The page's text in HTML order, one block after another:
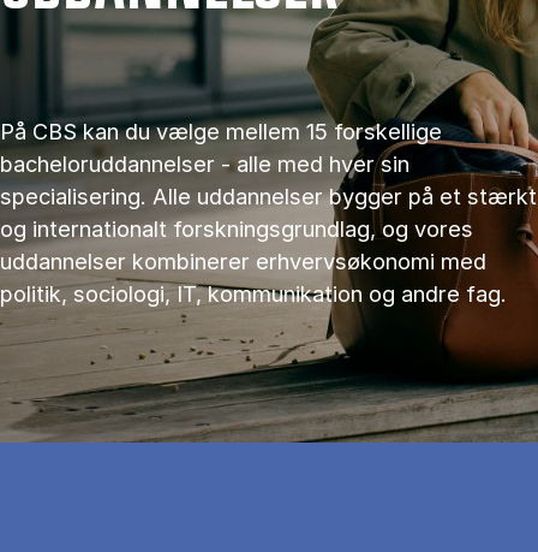
På CBS kan du vælge mellem 15 forskellige
bacheloruddannelser - alle med hver sin
specialisering. Alle uddannelser bygger på et stærkt
og internationalt forskningsgrundlag, og vores
uddannelser kombinerer erhvervsøkonomi med
politik, sociologi, IT, kommunikation og andre fag.